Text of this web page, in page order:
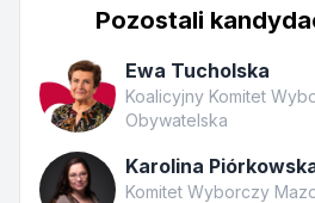
Pozostali
Ewa Tucholska
Koalicyjny Komitet
Obywatelska
Karolina
Komitet Wyborczy